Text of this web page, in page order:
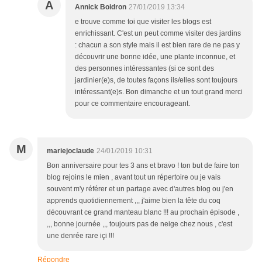
A Annick Boidron 27/01/2019 13:34
e trouve comme toi que visiter les blogs est
enrichissant. C'est un peut comme visiter des jardins
: chacun a son style mais il est bien rare de ne pas y
découvrir une bonne idée, une plante inconnue, et
des personnes intéressantes (si ce sont des
jardinier(e)s, de toutes façons ils/elles sont toujours
intéressant(e)s. Bon dimanche et un tout grand merci
pour ce commentaire encourageant.
M mariejoclaude 24/01/2019 10:31
Bon anniversaire pour tes 3 ans et bravo ! ton but de faire ton
blog rejoins le mien , avant tout un répertoire ou je vais
souvent m'y référer et un partage avec d'autres blog ou j'en
apprends quotidiennement ,,, j'aime bien la tête du coq
découvrant ce grand manteau blanc !!! au prochain épisode ,
,,, bonne journée ,,, toujours pas de neige chez nous , c'est
une denrée rare içi !!!
Répondre